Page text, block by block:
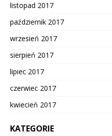
listopad 2017
październik 2017
wrzesień 2017
sierpień 2017
lipiec 2017
czerwiec 2017
kwiecień 2017
KATEGORIE